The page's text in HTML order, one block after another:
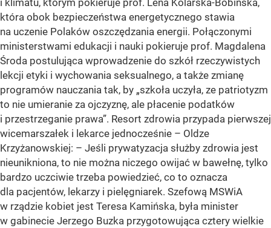
i klimatu, którym pokieruje prof. Lena Kolarska-Bobińska,
która obok bezpieczeństwa energetycznego stawia
na uczenie Polaków oszczędzania energii. Połączonymi
ministerstwami edukacji i nauki pokieruje prof. Magdalena
Środa postulująca wprowadzenie do szkół rzeczywistych
lekcji etyki i wychowania seksualnego, a także zmianę
programów nauczania tak, by „szkoła uczyła, ze patriotyzm
to nie umieranie za ojczyznę, ale płacenie podatków
i przestrzeganie prawa”. Resort zdrowia przypada pierwszej
wicemarszałek i lekarce jednocześnie – Oldze
Krzyżanowskiej: – Jeśli prywatyzacja służby zdrowia jest
nieunikniona, to nie można niczego owijać w bawełnę, tylko
bardzo uczciwie trzeba powiedzieć, co to oznacza
dla pacjentów, lekarzy i pielęgniarek. Szefową MSWiA
w rządzie kobiet jest Teresa Kamińska, była minister
w gabinecie Jerzego Buzka przygotowująca cztery wielkie